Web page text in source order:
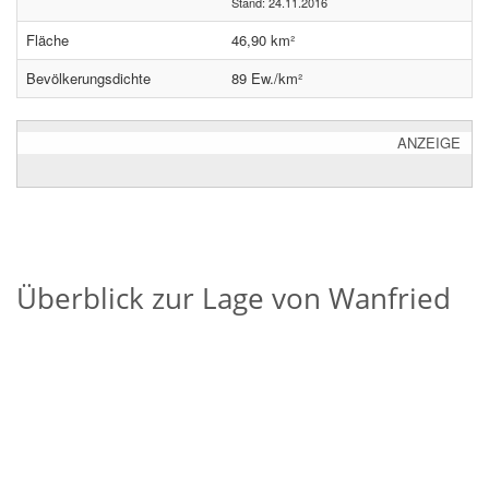
Fläche
46,90 km²
Bevölkerungsdichte
89 Ew./km²
ANZEIGE
Überblick zur Lage von Wanfried